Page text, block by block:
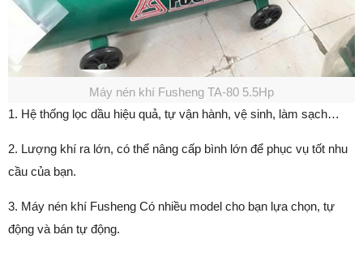
Máy nén khí Fusheng TA-80 5.5Hp
1. Hệ thống lọc dầu hiệu quả, tự vận hành, vệ sinh, làm sạch…
2. Lượng khí ra lớn, có thể nâng cấp bình lớn để phục vụ tốt nhu
cầu của bạn.
3. Máy nén khí Fusheng Có nhiều model cho bạn lựa chọn, tự
động và bán tự động.